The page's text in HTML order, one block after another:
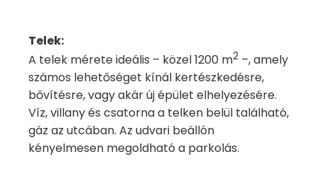
Telek:
A telek mérete ideális – közel 1200 m2 –, amely
számos lehetőséget kínál kertészkedésre,
bővítésre, vagy akár új épület elhelyezésére.
Víz, villany és csatorna a telken belül található,
gáz az utcában. Az udvari beállón
kényelmesen megoldható a parkolás.